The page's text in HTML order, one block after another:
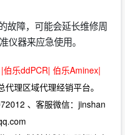
故障，可能会延长维修周
仪器来应急使用。
乐ddPCR| 伯乐Aminex|
代理区域代理经销平台。
、客服微信：jinshan